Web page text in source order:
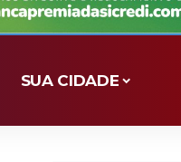
SUA CIDADE